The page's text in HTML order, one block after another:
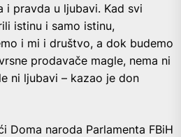
i pravda u ljubavi. Kad svi
istinu i samo istinu,
i mi i društvo, a dok budemo
prodavače magle, nema ni
ni ljubavi – kazao je don
Doma naroda Parlamenta FBiH